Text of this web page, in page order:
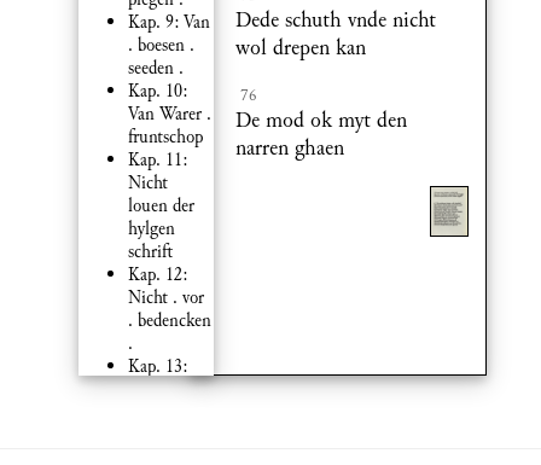
Kap. 9: Van
. boesen .
seeden .
Kap. 10:
Van Warer .
fruntschop
Kap. 11:
Nicht
louen der
hylgen
schrift
Kap. 12:
Nicht . vor
. bedencken
.
Kap. 13:
Vrouwe .
Dede schuth vnde nicht
wol drepen kan
76
De mod ok myt den
narren ghaen